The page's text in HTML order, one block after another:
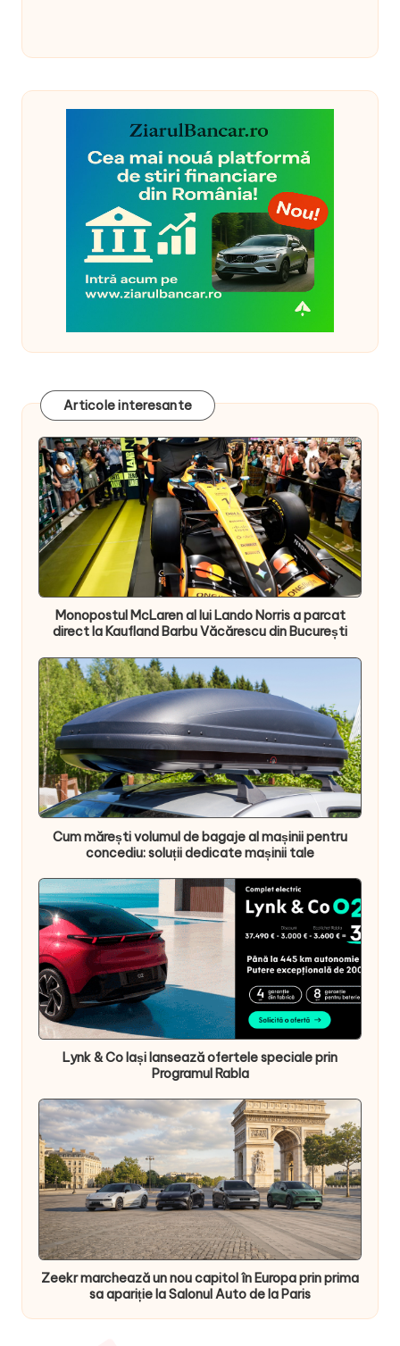
Articole interesante
Monopostul McLaren al lui Lando Norris a parcat
direct la Kaufland Barbu Văcărescu din București
Cum mărești volumul de bagaje al mașinii pentru
concediu: soluții dedicate mașinii tale
Lynk & Co Iași lansează ofertele speciale prin
Programul Rabla
Zeekr marchează un nou capitol în Europa prin prima
sa apariție la Salonul Auto de la Paris